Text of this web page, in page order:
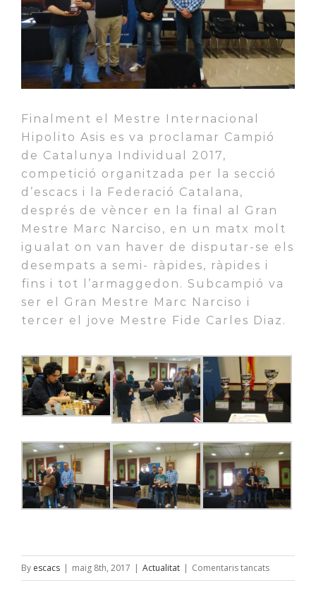
Finalment el Mestre Internacional
Hipolito Asis es va proclamar Campió
de Catalunya Individual 2017,
competició organitzada per la secció
d’escacs i la Federació Catalana,
després de vèncer en la final al Gran
Mestre Marc Narciso , en un matx molt
igualat on van haver de disputar-se els
desempats a semi- ràpides, ràpides i
fins i tot l’armaggedon . Subcampió va
ser el Gran Mestre Marc Narciso i
tercer el jove Mestre Fide Carles Diaz .
By escacs | maig 8th, 2017 | Actualitat | Comentaris tancatsa
Finalitza